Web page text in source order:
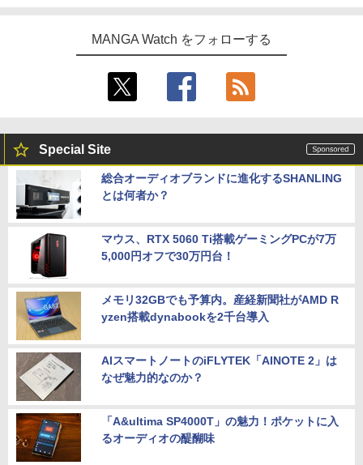
MANGA Watch をフォローする
Special Site
総合オーディオブランドに進化するSHANLING
とは何者か？
マウス、RTX 5060 Ti搭載ゲーミングPCが7万
5,000円オフで30万円台！
メモリ32GBでも予算内。産経新聞社がAMD R
yzen搭載dynabookを2千台導入
AIスマートノートのiFLYTEK「AINOTE 2」は
なぜ魅力的なのか？
「A&ultima SP4000T」の魅力！ポケットに入
るオーディオの醍醐味